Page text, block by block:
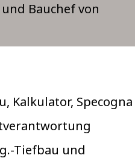
Bauchef von
Kalkulator, Specogna
Tiefbau und